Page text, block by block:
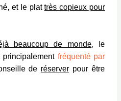
et le plattrès copieux pour
beaucoup de monde, le
fréquenté par
de réserver pour être